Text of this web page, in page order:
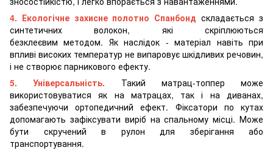
4. Екологічне захисне полотно Спанбондскладається з
синтетичних волокон, які скріплюються
безклеєвим методом. Як наслідок - матеріал навіть при
впливі високих температур не випаровує шкідливих речовин,
і не створює парникового ефекту.
5. Універсальність. Такий матрац-топпер може
використовуватися як на матрацах, так і на диванах,
забезпечуючи ортопедичний ефект. Фіксатори по кутах
допомагають зафіксувати виріб на спальному місці. Може
бути скручений в рулон для зберігання або
транспортування.